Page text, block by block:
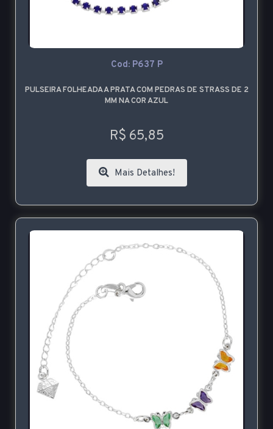
Cod: P637 P
PULSEIRA FOLHEADA A PRATA COM PEDRAS DE STRASS DE 2
MM NA COR AZUL
R$ 65,85
Mais Detalhes!